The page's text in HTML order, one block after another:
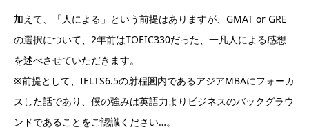
加えて、「人による」という前提はありますが、GMAT or GRE
の選択について、2年前はTOEIC330だった、一凡人による感想
を述べさせていただきます。
※前提として、IELTS6.5の射程圏内であるアジアMBAにフォーカ
スした話であり、僕の強みは英語力よりビジネスのバックグラウ
ンドであることをご認識ください…。